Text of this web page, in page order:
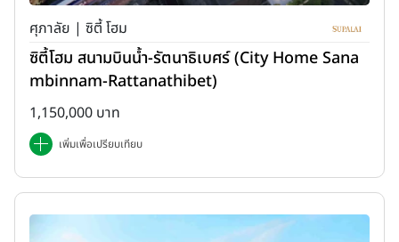
ศุภาลัย | ซิตี้ โฮม
ซิตี้โฮม สนามบินน้ำ-รัตนาธิเบศร์ (City Home Sana
mbinnam-Rattanathibet)
1,150,000 บาท
เพิ่มเพื่อเปรียบเทียบ